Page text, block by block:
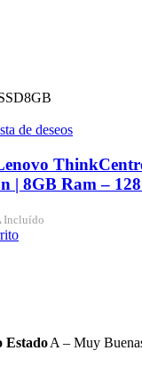
8GB
de deseos
| 8GB Ram –
Incluído
EstadoA – Muy